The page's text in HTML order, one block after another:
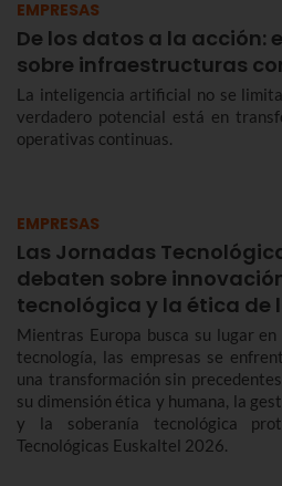
EMPRESAS
De los datos a la acción:
sobre infraestructuras
La inteligencia artificial no se
verdadero potencial está en
operativas continuas.
EMPRESAS
Las Jornadas
debaten sobre
tecnológica y la ética de
Mientras Europa busca su lugar
tecnología, las empresas se
una transformación sin
su dimensión ética y humana, la
y la soberanía tecnológica
Tecnológicas Euskaltel 2026.